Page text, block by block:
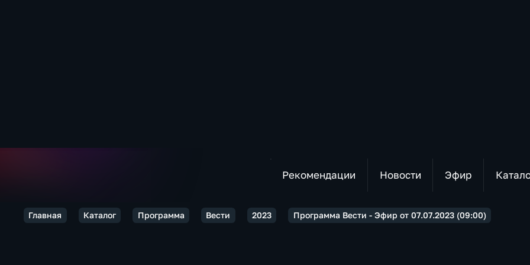
Рекомендации Новости Эфир
Главная Каталог Программа Вести 2023 Программа Вести - Эфир от 07.07.2023 (09:00)